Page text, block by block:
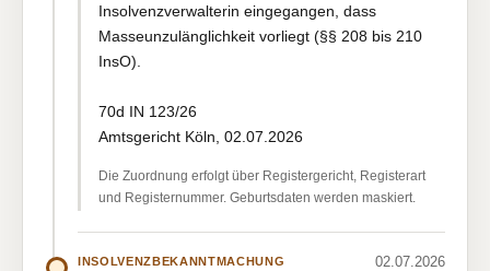
Insolvenzverwalterin eingegangen, dass
Masseunzulänglichkeit vorliegt (§§ 208 bis 210
InsO).
70d IN 123/26
Amtsgericht Köln, 02.07.2026
Die Zuordnung erfolgt über Registergericht, Registerart
und Registernummer. Geburtsdaten werden maskiert.
INSOLVENZBEKANNTMACHUNG 02.07.2026